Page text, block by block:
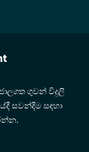
ගුවන් විදුලි
සවන්දීම සඳහා